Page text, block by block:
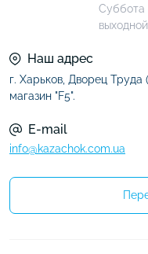
Суббота
выходной
Наш адрес
г. Харьков, Дворец Труда
магазин "F5".
E-mail
info@kazachok.com.ua